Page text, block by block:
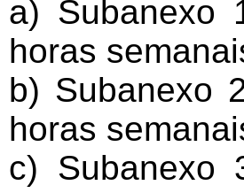
a) Subanexo
horas
b) Subanexo
horas
c) Subanexo